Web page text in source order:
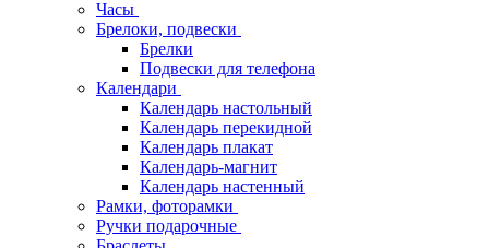
Часы
Брелоки, подвески
Брелки
Подвески для телефона
Календари
Календарь настольный
Календарь перекидной
Календарь плакат
Календарь-магнит
Календарь настенный
Рамки, фоторамки
Ручки подарочные